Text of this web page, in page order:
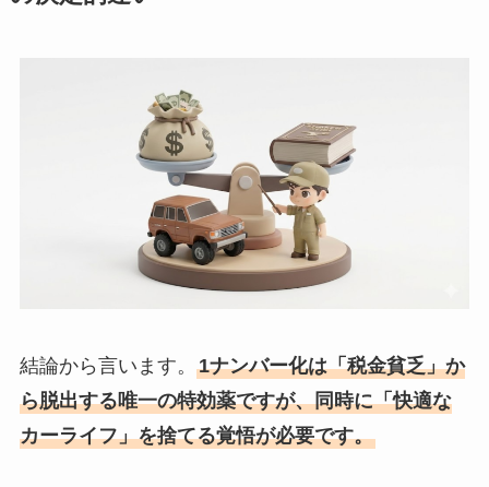
結論から言います。 1ナンバー化は「税金貧乏」か
ら脱出する唯一の特効薬ですが、同時に「快適な
カーライフ」を捨てる覚悟が必要です。